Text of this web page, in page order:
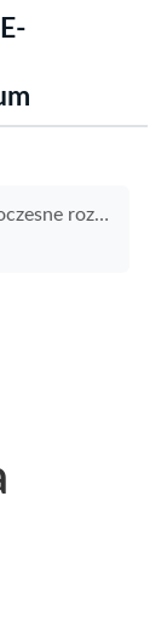
e-papierosów